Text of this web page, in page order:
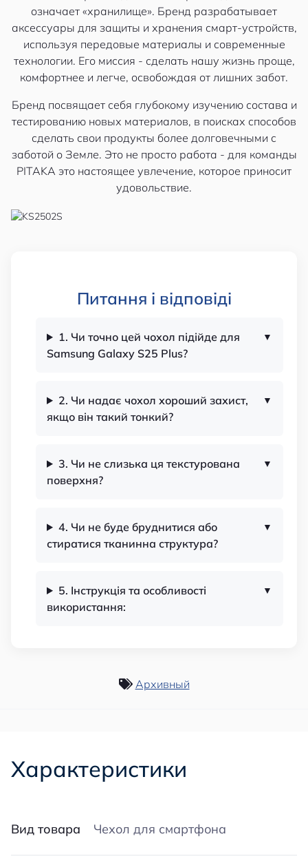
означает «хранилище». Бренд разрабатывает
аксессуары для защиты и хранения смарт-устройств,
используя передовые материалы и современные
технологии. Его миссия - сделать нашу жизнь проще,
комфортнее и легче, освобождая от лишних забот.
Бренд посвящает себя глубокому изучению состава и
тестированию новых материалов, в поисках способов
сделать свои продукты более долговечными с
заботой о Земле. Это не просто работа - для команды
PITAKA это настоящее увлечение, которое приносит
удовольствие.
Питання і відповіді
1. Чи точно цей чохол підійде для
Samsung Galaxy S25 Plus?
2. Чи надає чохол хороший захист,
якщо він такий тонкий?
3. Чи не слизька ця текстурована
поверхня?
4. Чи не буде бруднитися або
стиратися тканинна структура?
5. Інструкція та особливості
використання:
Архивный
Характеристики
Вид товара Чехол для смартфона